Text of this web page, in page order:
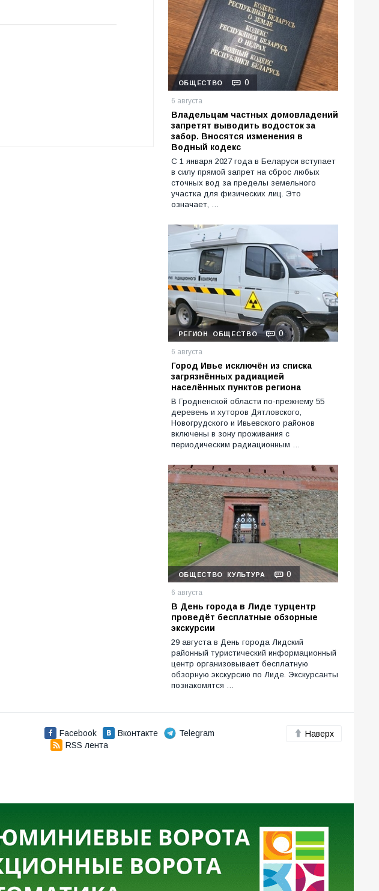
ОБЩЕСТВО 0
6 августа
Владельцам частных домовладений
запретят выводить водосток за
забор. Вносятся изменения в
Водный кодекс
С 1 января 2027 года в Беларуси вступает
в силу прямой запрет на сброс любых
сточных вод за пределы земельного
участка для физических лиц. Это
означает, …
РЕГИОН ОБЩЕСТВО 0
6 августа
Город Ивье исключён из списка
загрязнённых радиацией
населённых пунктов региона
В Гродненской области по-прежнему 55
деревень и хуторов Дятловского,
Новогрудского и Ивьевского районов
включены в зону проживания с
периодическим радиационным …
ОБЩЕСТВО КУЛЬТУРА 0
6 августа
В День города в Лиде турцентр
проведёт бесплатные обзорные
экскурсии
29 августа в День города Лидский
районный туристический информационный
центр организовывает бесплатную
обзорную экскурсию по Лиде. Экскурсанты
познакомятся …
Facebook Вконтакте
Telegram
RSS лента
Наверх